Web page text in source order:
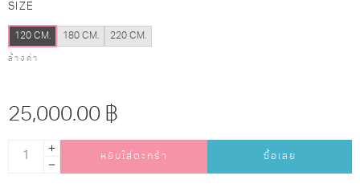
SIZE
120 CM. 180 CM. 220 CM.
ล้างค่า
25,000.00 ฿
หยิบใส่ตะกร้า ซื้อเลย